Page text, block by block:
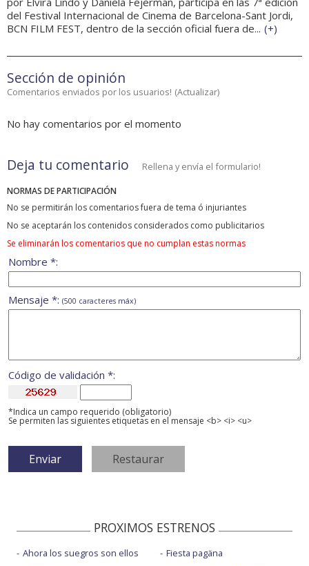
del Festival Internacional de Cinema de Barcelona-Sant Jordi,
BCN FILM FEST, dentro de la sección oficial fuera de... (+)
Sección de opinión
Comentarios enviados por los usuarios! (Actualizar)
No hay comentarios por el momento
Deja tu comentario Rellena y envía el formulario!
NORMAS DE PARTICIPACIÓN
No se permitirán los comentarios fuera de tema ó injuriantes
No se aceptarán los contenidos considerados como publicitarios
Se eliminarán los comentarios que no cumplan estas normas
Nombre *:
Mensaje *: (500 caracteres máx)
Código de validación *:
*Indica un campo requerido (obligatorio)
Se permiten las siguientes etiquetas en el mensaje <b> <i> <u>
PROXIMOS ESTRENOS
Ahora los suegros son ellos
Fiesta pagäna